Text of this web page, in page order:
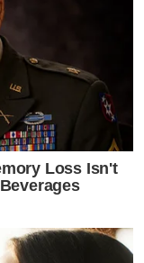
Loss Isn't